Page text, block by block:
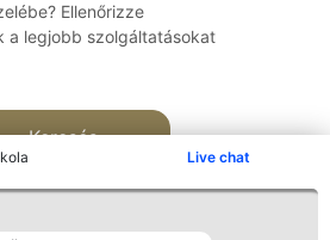
Live chat
Ellenőrizze
a legjobb szolgáltatásokat
Keresés